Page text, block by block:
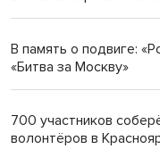
В память о подвиге:
«Битва за Москву»
700 участников
волонтёров в